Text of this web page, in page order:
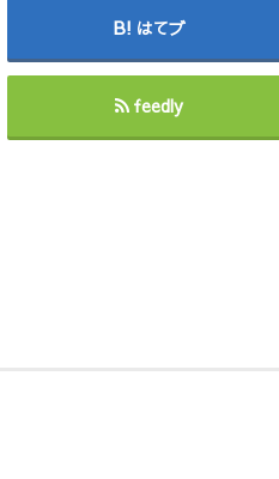
はてブ
feedly